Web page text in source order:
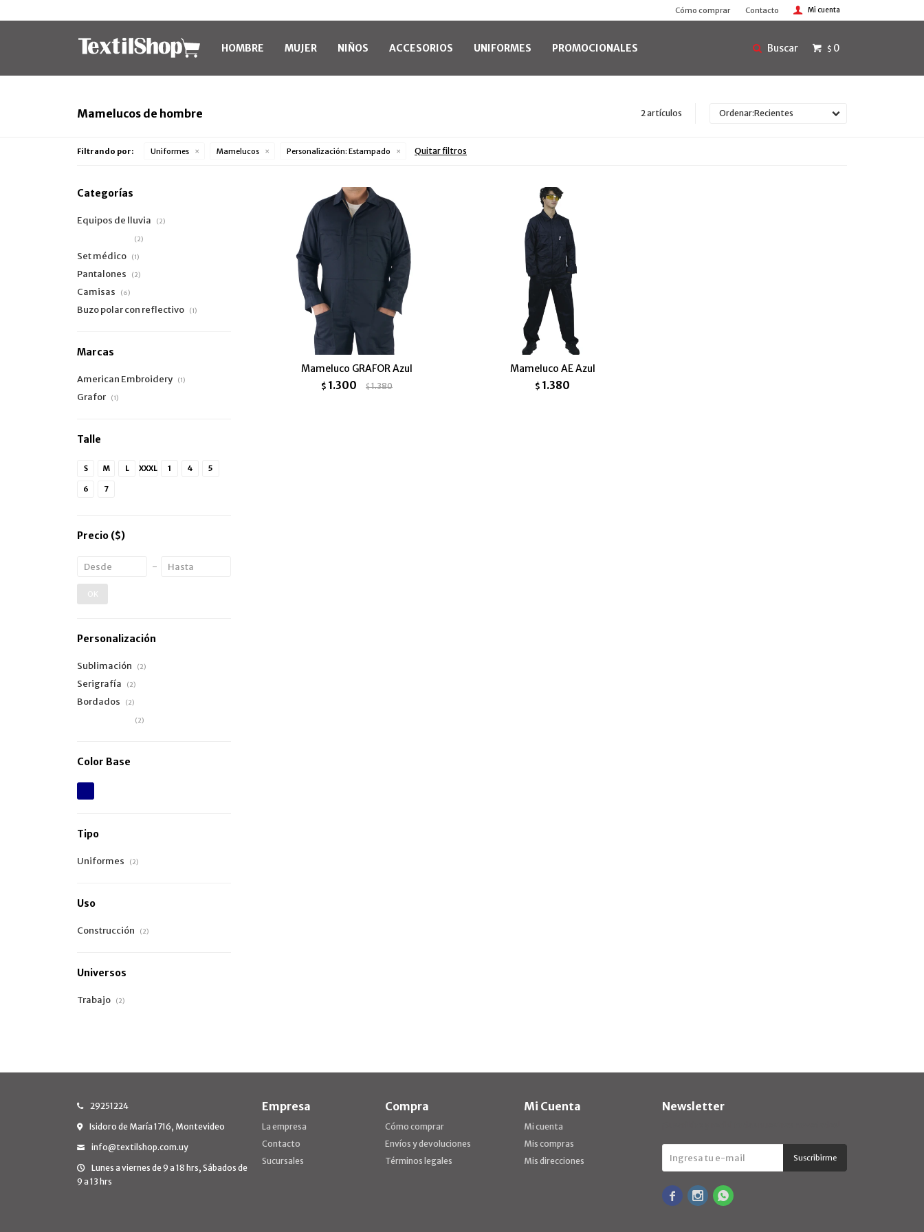
HOMBRE MUJER NIÑOS ACCESORIOS UNIFORMES PROMOCIONALES $ 0
Cómo comprar Contacto
Mamelucos de hombre 2 artículos Recientes
Filtrando por: Uniformes Mamelucos Personalización: Estampado Quitar filtros
Mameluco GRAFOR Azul
$ 1.300 $1.380
Mameluco AE Azul
$ 1.380
Categorías
Equipos de lluvia (2)
(2)
Set médico (1)
Pantalones (2)
Camisas (6)
Buzo polar con reflectivo (1)
Marcas
American Embroidery (1)
Grafor (1)
Talle
S M L XXXL 1 4 5
6 7
Precio ($)
OK
Personalización
Sublimación (2)
Serigrafía (2)
Bordados (2)
(2)
Color Base
Tipo
Uniformes (2)
Uso
Construcción (2)
Universos
Trabajo (2)
29251224
Isidoro de María 1716, Montevideo
info@textilshop.com.uy
Lunes a viernes de 9 a 18 hrs, Sábados de
9 a 13 hrs
Empresa
La empresa
Contacto
Sucursales
Compra
Cómo comprar
Envíos y devoluciones
Términos legales
Mi Cuenta
Mi cuenta
Mis compras
Mis direcciones
Newsletter
Suscribirme
  